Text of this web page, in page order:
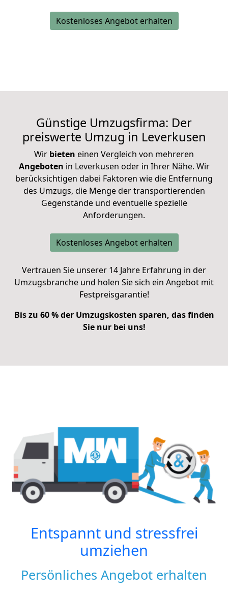
Kostenloses Angebot erhalten
Günstige Umzugsfirma: Der
preiswerte Umzug in Leverkusen
Wir bieten einen Vergleich von mehreren
Angeboten in Leverkusen oder in Ihrer Nähe. Wir
berücksichtigen dabei Faktoren wie die Entfernung
des Umzugs, die Menge dertransportierenden
Gegenstände und eventuelle spezielle
Anforderungen.
Kostenloses Angebot erhalten
Vertrauen Sie unserer 14 Jahre Erfahrung in der
Umzugsbranche und holen Sie sich ein Angebot mit
Festpreisgarantie!
Bis zu 60 % der Umzugskosten sparen, das finden
Sie nur bei uns!
Entspannt und stressfrei
umziehen
Persönliches Angebot erhalten